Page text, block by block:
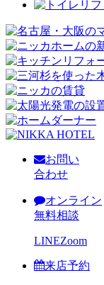
お問い
合わせ
オンライン
無料相談
LINEZoom
来店予約